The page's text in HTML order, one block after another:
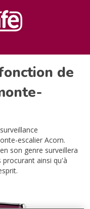
de
escalier Acorn.
son genre surveillera
ainsi qu'à